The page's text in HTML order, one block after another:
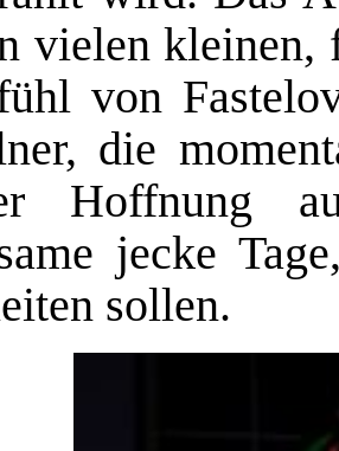
vielen
von
die
Hoffnung
jecke
sollen.